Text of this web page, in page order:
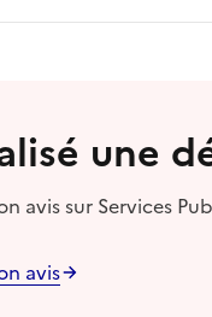
une
avis sur Services
avis